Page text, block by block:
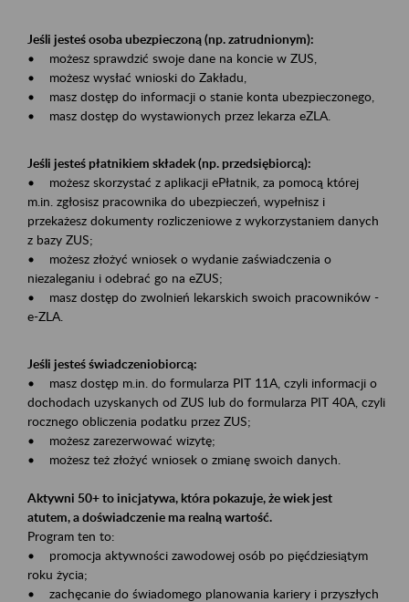
Jeśli jesteś osoba ubezpieczoną (np. zatrudnionym):
• możesz sprawdzić swoje dane na koncie w ZUS,
• możesz wysłać wnioski do Zakładu,
• masz dostęp do informacji o stanie konta ubezpieczonego,
• masz dostęp do wystawionych przez lekarza eZLA.
Jeśli jesteś płatnikiem składek (np. przedsiębiorcą):
• możesz skorzystać z aplikacji ePłatnik, za pomocą której
m.in. zgłosisz pracownika do ubezpieczeń, wypełnisz i
przekażesz dokumenty rozliczeniowe z wykorzystaniem danych
z bazy ZUS;
• możesz złożyć wniosek o wydanie zaświadczenia o
niezaleganiu i odebrać go na eZUS;
• masz dostęp do zwolnień lekarskich swoich pracowników -
e-ZLA.
Jeśli jesteś świadczeniobiorcą:
• masz dostęp m.in. do formularza PIT 11A, czyli informacji o
dochodach uzyskanych od ZUS lub do formularza PIT 40A, czyli
rocznego obliczenia podatku przez ZUS;
• możesz zarezerwować wizytę;
• możesz też złożyć wniosek o zmianę swoich danych.
Aktywni 50+ to inicjatywa, która pokazuje, że wiek jest
atutem, a doświadczenie ma realną wartość.
Program ten to:
• promocja aktywności zawodowej osób po pięćdziesiątym
roku życia;
• zachęcanie do świadomego planowania kariery i przyszłych